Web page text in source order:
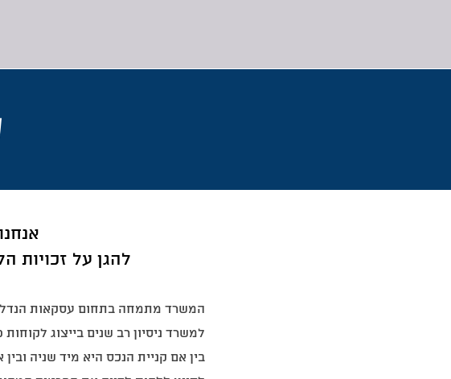
להגן על זכויות
המשרד מתמחה בתחום עסקאות
למשרד ניסיון רב שנים בייצוג
בין אם קניית הנכס היא מיד שניה